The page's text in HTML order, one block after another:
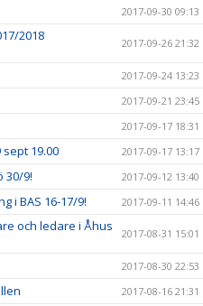
2017-09-30 09:13
2018
2017-09-26 21:32
2017-09-24 13:23
2017-09-21 23:45
2017-09-17 18:31
19.00 2017-09-17 13:17
30/9! 2017-09-12 13:40
i BAS 16-17/9! 2017-09-11 14:46
och ledare i Åhus
2017-08-31 15:01
2017-08-30 22:53
2017-08-16 21:31